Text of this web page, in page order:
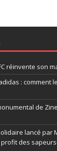
réinvente son
: comment
de
lancé par
profit des